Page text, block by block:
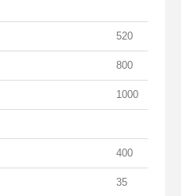
520
800
1000
400
35